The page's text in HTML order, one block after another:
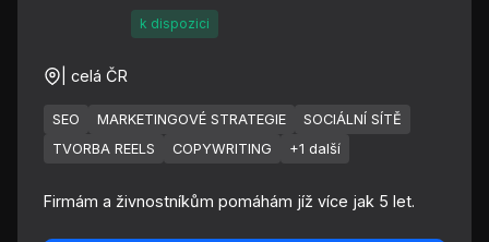
k dispozici
| celá ČR
SEO MARKETINGOVÉ STRATEGIE
SOCIÁLNÍ SÍTĚ
TVORBA REELS
COPYWRITING +1 další
Firmám a živnostníkům pomáhám jíž více jak 5 let.